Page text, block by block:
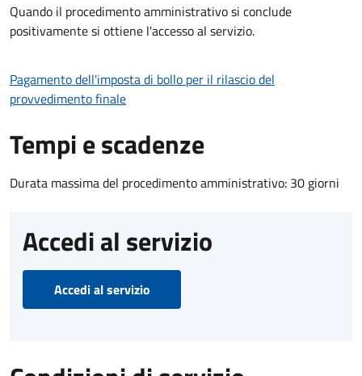
Quando il procedimento amministrativo si conclude
positivamente si ottiene l'accesso al servizio.
Pagamento dell'imposta di bollo per il rilascio del
provvedimento finale
Tempi e scadenze
Durata massima del procedimento amministrativo: 30 giorni
Accedi al servizio
Accedi al servizio